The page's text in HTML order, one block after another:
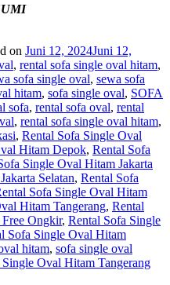
on Juni 12, 2024Juni 12,
, rental sofa single oval hitam,
sofa single oval, sewa sofa
hitam, sofa single oval, SOFA
sofa, rental sofa oval, rental
, rental sofa single oval hitam,
, Rental Sofa Single Oval
Hitam Depok, Rental Sofa
Single Oval Hitam Jakarta
Selatan, Rental Sofa
Sofa Single Oval Hitam
Hitam Tangerang, Rental
Ongkir, Rental Sofa Single
Sofa Single Oval Hitam
hitam, sofa single oval
Oval Hitam Tangerang